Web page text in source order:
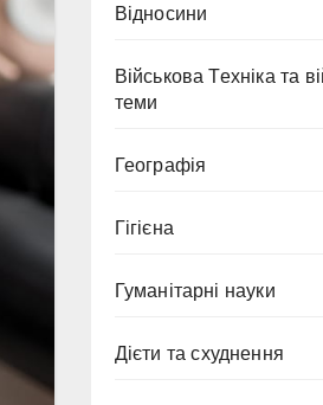
Відносини
Військова Техніка та
теми
Географія
Гігієна
Гуманітарні науки
Дієти та схуднення